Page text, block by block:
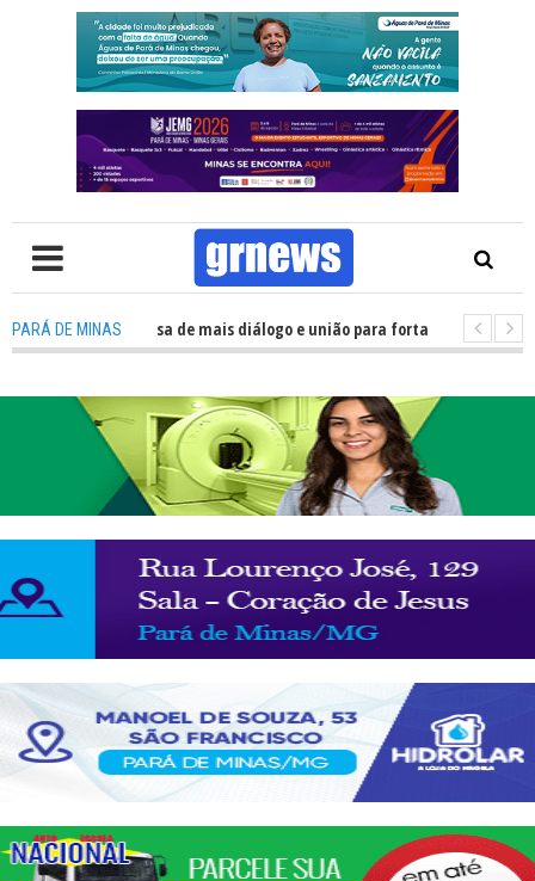
PARÁ DE MINAS
Política precisa de mais diálogo e união para fortalecer Minas e Pará